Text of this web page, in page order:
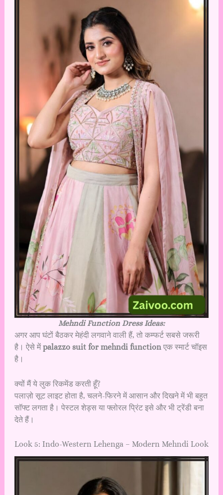
Mehndi Function Dress Ideas:
अगर आप घंटों बैठकर मेहंदी लगवाने वाली हैं, तो कम्फर्ट सबसे जरूरी
है। ऐसे मेंpalazzo suit for mehndi functionएक स्मार्ट चॉइस
है।
क्यों मैं ये लुक रिकमेंड करती हूँ?
पलाज़ो सूट लाइट होता है, चलने-फिरने में आसान और दिखने में भी बहुत
सॉफ्ट लगता है। पेस्टल शेड्स या फ्लोरल प्रिंट इसे और भी ट्रेंडी बना
देते हैं।
Look 5: Indo-Western Lehenga – Modern Mehndi Look